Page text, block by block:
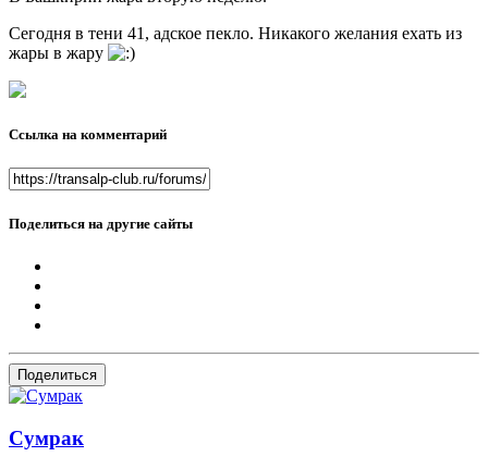
Сегодня в тени 41, адское пекло. Никакого желания ехать из
жары в жару
Ссылка на комментарий
Поделиться на другие сайты
Поделиться
Сумрак